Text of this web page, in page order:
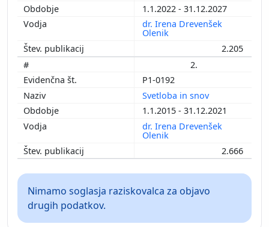
1.1.2022 - 31.12.2027
dr. Irena Drevenšek
Olenik
2.205
2.
P1-0192
Svetloba in snov
1.1.2015 - 31.12.2021
dr. Irena Drevenšek
Olenik
2.666
Nimamo soglasja raziskovalca za objavo
drugih podatkov.